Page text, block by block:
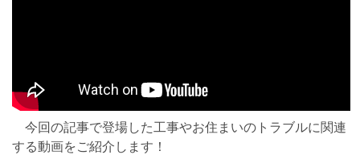
今回の記事で登場した工事やお住まいのトラブルに関連
する動画をご紹介します！